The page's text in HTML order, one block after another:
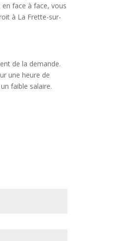
face à face, vous
à La Frette-sur-
de la demande.
une heure de
faible salaire.